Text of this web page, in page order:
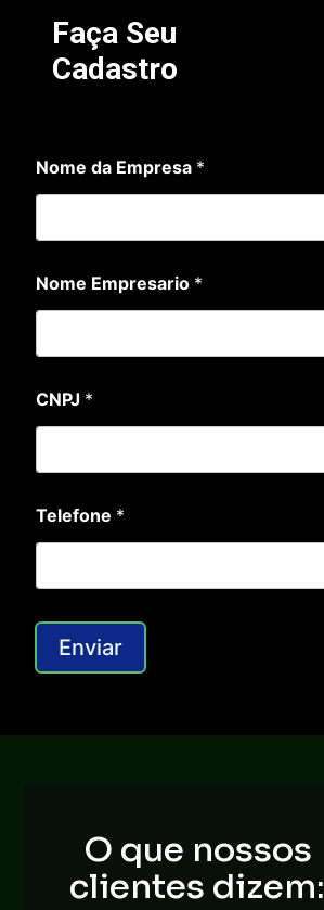
Faça Seu
Cadastro
d
a
N
J
Nome da Empresa *
Nome Empresario *
CNPJ *
Telefone *
Enviar
O que nossos
clientes dizem: